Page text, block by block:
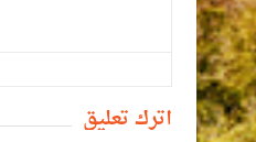
أترك تعليق